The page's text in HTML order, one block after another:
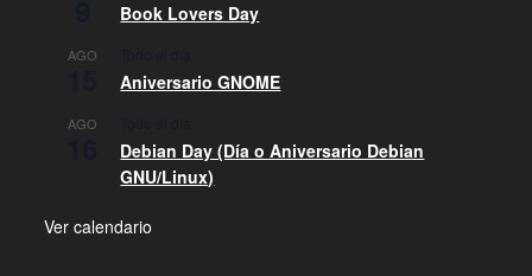
Book Lovers Day
AGO
Aniversario GNOME
AGO
Debian Day (Día o Aniversario Debian
GNU/Linux)
Ver calendario